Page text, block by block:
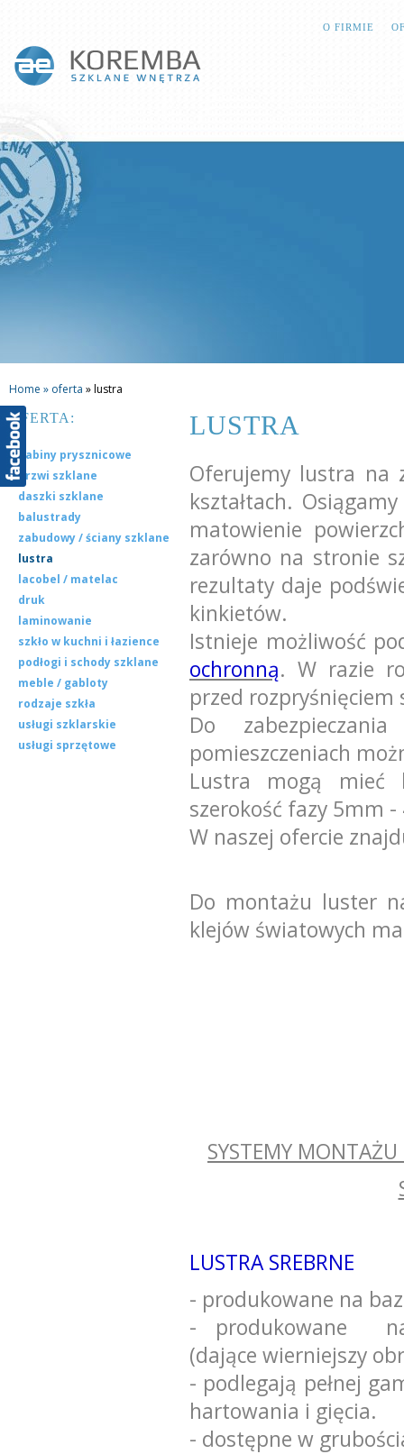
O FIRMIE
Home » oferta »lustra
OFERTA:
kabiny prysznicowe
drzwi szklane
daszki szklane
balustrady
zabudowy / ściany szklane
lustra
lacobel / matelac
druk
laminowanie
szkło w kuchni i łazience
podłogi i schody szklane
meble / gabloty
rodzaje szkła
usługi szklarskie
usługi sprzętowe
LUSTRA
Oferujemy lustra na
kształtach.
matowienie
zarówno na stronie
rezultaty daje
kinkietów.
Istnieje możliwość
ochronną. W razie
przed rozpryśnięciem
Do
pomieszczeniach
Lustra mogą mieć
szerokość fazy 5mm
W naszej ofercie
Do montażu luster
klejów światowych
SYSTEMY MONTAŻU
LUSTRA SREBRNE
- produkowane na
- produkowane
(dające wierniejszy
- podlegają pełnej
hartowania i gięcia.
- dostępne w